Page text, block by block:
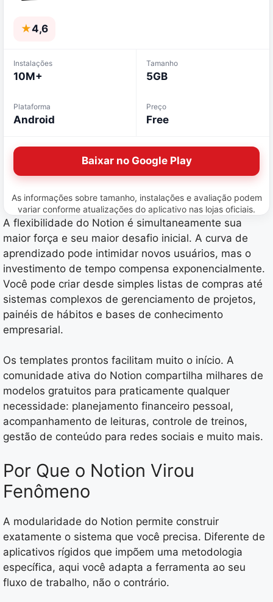
★4,6
Instalações
10M+
Tamanho
5GB
Plataforma
Android
Preço
Free
Baixar no Google Play
As informações sobre tamanho, instalações e avaliação podem
variar conforme atualizações do aplicativo nas lojas oficiais.
A flexibilidade do Notion é simultaneamente sua
maior força e seu maior desafio inicial. A curva de
aprendizado pode intimidar novos usuários, mas o
investimento de tempo compensa exponencialmente.
Você pode criar desde simples listas de compras até
sistemas complexos de gerenciamento de projetos,
painéis de hábitos e bases de conhecimento
empresarial.
Os templates prontos facilitam muito o início. A
comunidade ativa do Notion compartilha milhares de
modelos gratuitos para praticamente qualquer
necessidade: planejamento financeiro pessoal,
acompanhamento de leituras, controle de treinos,
gestão de conteúdo para redes sociais e muito mais.
Por Que o Notion Virou
Fenômeno
A modularidade do Notion permite construir
exatamente o sistema que você precisa. Diferente de
aplicativos rígidos que impõem uma metodologia
específica, aqui você adapta a ferramenta ao seu
fluxo de trabalho, não o contrário.